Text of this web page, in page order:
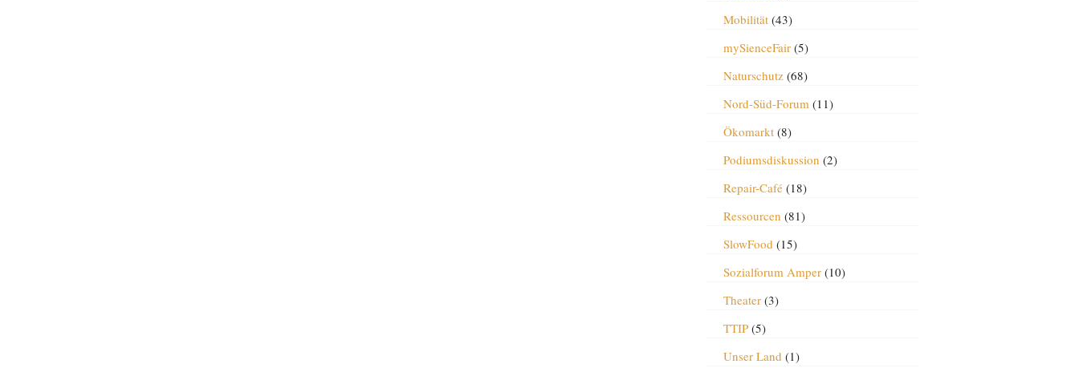
Mobilität(43)
mySienceFair(5)
Naturschutz(68)
Nord-Süd-Forum(11)
Ökomarkt(8)
Podiumsdiskussion (2)
Repair-Café(18)
Ressourcen (81)
SlowFood (15)
Sozialforum Amper(10)
Theater(3)
TTIP(5)
Unser Land (1)